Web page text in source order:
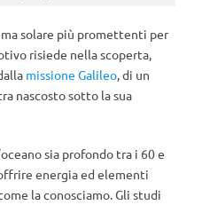
solare più promettenti per
risiede nella scoperta,
missione Galileo, di un
nascosto sotto la sua
sia profondo tra i 60 e
energia ed elementi
la conosciamo. Gli studi